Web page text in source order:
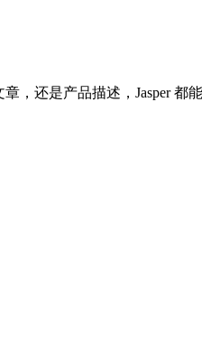
，还是产品描述，Jasper 都